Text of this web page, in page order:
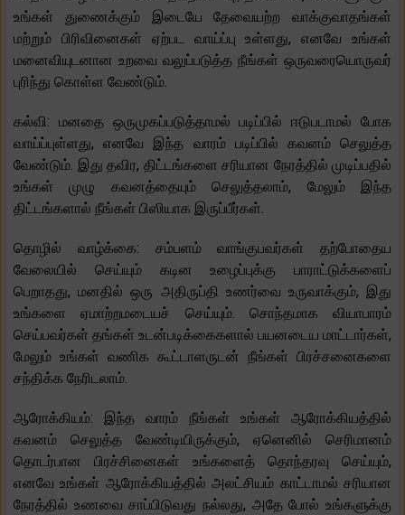
உங்கள் துணைக்கும் இடையே தேவையற்ற வாக்குவாதங்கள்
மற்றும் பிரிவினைகள் ஏற்பட வாய்ப்பு உள்ளது, எனவே உங்கள்
மனைவியுடனான உறவை வலுப்படுத்த நீங்கள் ஒருவரையொருவர்
புரிந்து கொள்ள வேண்டும்.
கல்வி: மனதை ஒருமுகப்படுத்தாமல் படிப்பில் ஈடுபடாமல் போக
வாய்ப்புள்ளது, எனவே இந்த வாரம் படிப்பில் கவனம் செலுத்த
வேண்டும். இது தவிர, திட்டங்களை சரியான நேரத்தில் முடிப்பதில்
உங்கள் முழு கவனத்தையும் செலுத்தலாம், மேலும் இந்த
திட்டங்களால் நீங்கள் பிஸியாக இருப்பீர்கள்.
தொழில் வாழ்க்கை: சம்பளம் வாங்குபவர்கள் தற்போதைய
வேலையில் செய்யும் கடின உழைப்புக்கு பாராட்டுக்களைப்
பெறாதது, மனதில் ஒரு அதிருப்தி உணர்வை உருவாக்கும், இது
உங்களை ஏமாற்றமடையச் செய்யும். சொந்தமாக வியாபாரம்
செய்பவர்கள் தங்கள் உடன்படிக்கைகளால் பயனடைய மாட்டார்கள்,
மேலும் உங்கள் வணிக கூட்டாளருடன் நீங்கள் பிரச்சனைகளை
சந்திக்க நேரிடலாம்.
ஆரோக்கியம்: இந்த வாரம் நீங்கள் உங்கள் ஆரோக்கியத்தில்
கவனம் செலுத்த வேண்டியிருக்கும், ஏனெனில் செரிமானம்
தொடர்பான பிரச்சினைகள் உங்களைத் தொந்தரவு செய்யும்,
எனவே உங்கள் ஆரோக்கியத்தில் அலட்சியம் காட்டாமல் சரியான
நேரத்தில் உணவை சாப்பிடுவது நல்லது, அதே போல் உங்களுக்கு